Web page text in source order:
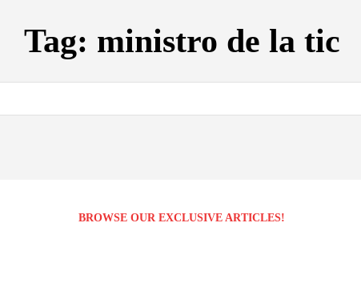
Tag: ministro de la tic
BROWSE OUR EXCLUSIVE ARTICLES!